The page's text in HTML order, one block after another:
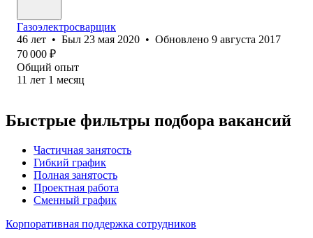
Газоэлектросварщик
46 лет • Был 23 мая 2020 • Обновлено 9 августа 2017
70 000 ₽
Общий опыт
11 лет 1 месяц
Быстрые фильтры подбора вакансий
Частичная занятость
Гибкий график
Полная занятость
Проектная работа
Сменный график
Корпоративная поддержка сотрудников